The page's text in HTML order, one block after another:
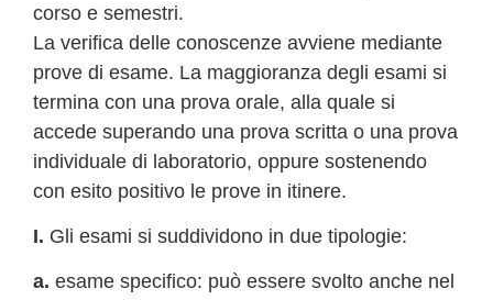
corso e semestri.
La verifica delle conoscenze avviene mediante
prove di esame. La maggioranza degli esami si
termina con una prova orale, alla quale si
accede superando una prova scritta o una prova
individuale di laboratorio, oppure sostenendo
con esito positivo le prove in itinere.
I. Gli esami si suddividono in due tipologie:
a. esame specifico: può essere svolto anche nel